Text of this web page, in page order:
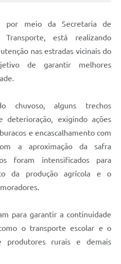
por meio da Secretaria de
está realizando
nas estradas vicinais do
de garantir melhores
chuvoso, alguns trechos
deterioração, exigindo ações
e encascalhamento com
a aproximação da safra
foram intensificados para
da produção agrícola e o
para garantir a continuidade
o transporte escolar e o
produtores rurais e demais